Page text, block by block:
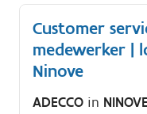
klantgerichtheid
en bouwt mee aan
functie:. Adviseer je
schadedossiers
Customer
medewerker |
Ninove
ADECCO in NINOVE